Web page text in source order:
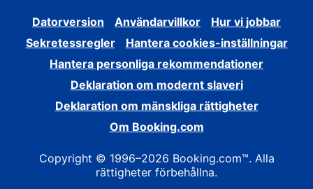
Datorversion Användarvillkor
Hur vi jobbar
Sekretessregler
Hantera cookies-inställningar
Hantera personliga rekommendationer
Deklaration om modernt slaveri
Deklaration om mänskliga rättigheter
Om Booking.com
Copyright © 1996–2026 Booking.com™. Alla
rättigheter förbehållna.